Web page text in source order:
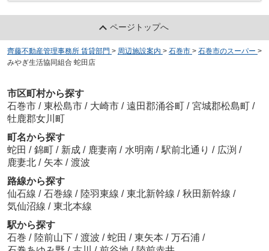
ページトップへ
齊藤不動産管理事務所 賃貸部門 > 周辺施設案内 > 石巻市 > 石巻市のスーパー >
みやぎ生活協同組合 蛇田店
市区町村から探す
石巻市 / 東松島市 / 大崎市 / 遠田郡涌谷町 / 宮城郡松島町 /
牡鹿郡女川町
町名から探す
蛇田 / 錦町 / 新成 / 鹿妻南 / 水明南 / 駅前北通り / 広渕 /
鹿妻北 / 矢本 / 渡波
路線から探す
仙石線 / 石巻線 / 陸羽東線 / 東北新幹線 / 秋田新幹線 /
気仙沼線 / 東北本線
駅から探す
石巻 / 陸前山下 / 渡波 / 蛇田 / 東矢本 / 万石浦 /